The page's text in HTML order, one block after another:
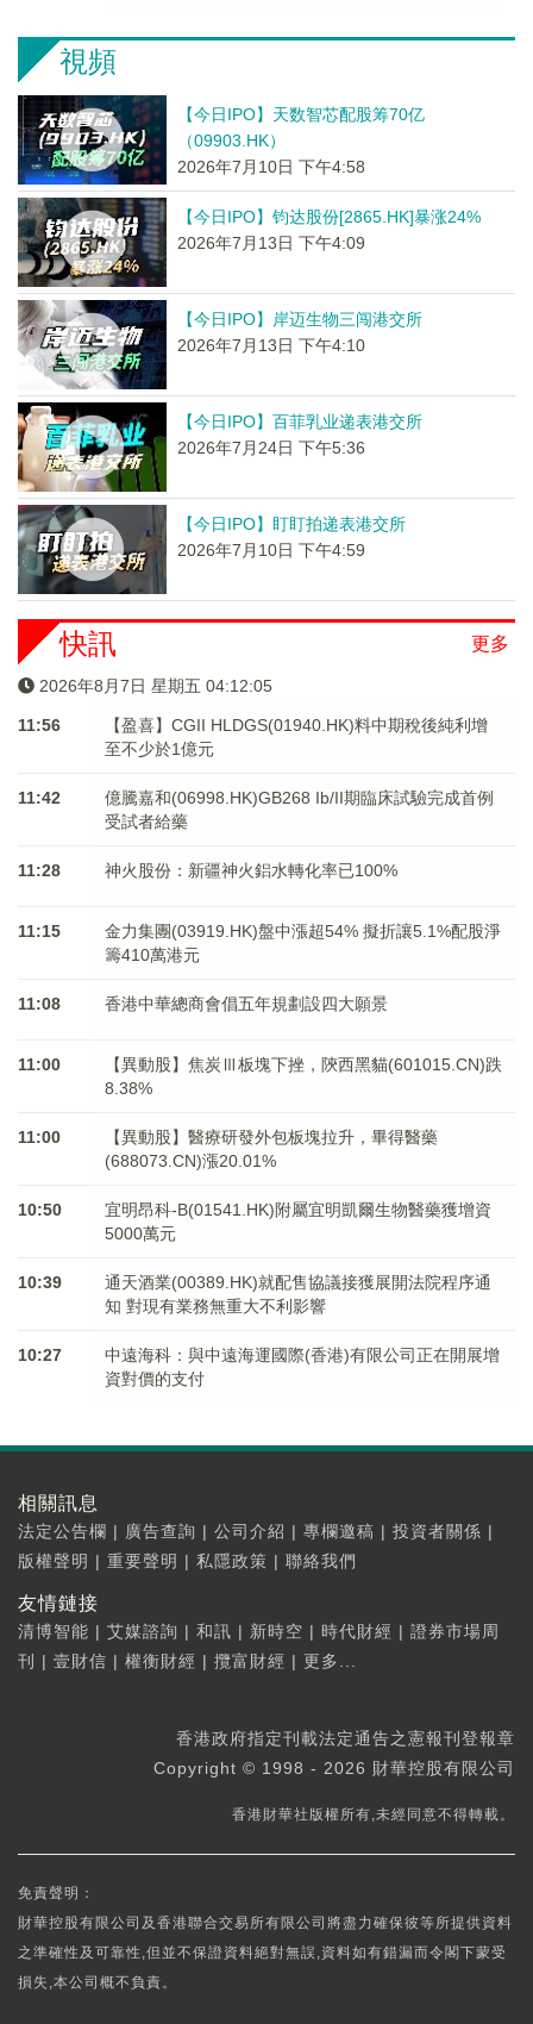
視頻
【今日IPO】天数智芯配股筹70亿
（09903.HK）
2026年7月10日 下午4:58
【今日IPO】钧达股份[2865.HK]暴涨24%
2026年7月13日 下午4:09
【今日IPO】岸迈生物三闯港交所
2026年7月13日 下午4:10
【今日IPO】百菲乳业递表港交所
2026年7月24日 下午5:36
【今日IPO】盯盯拍递表港交所
2026年7月10日 下午4:59
更多
快訊
2026年8月7日 星期五 04:12:05
11:56
【盈喜】CGII HLDGS(01940.HK)料中期稅後純利增
至不少於1億元
11:42
億騰嘉和(06998.HK)GB268 Ib/II期臨床試驗完成首例
受試者給藥
11:28 神火股份：新疆神火鋁水轉化率已100%
11:15
金力集團(03919.HK)盤中漲超54% 擬折讓5.1%配股淨
籌410萬港元
11:08 香港中華總商會倡五年規劃設四大願景
11:00
【異動股】焦炭Ⅲ板塊下挫，陝西黑貓(601015.CN)跌
8.38%
11:00
【異動股】醫療研發外包板塊拉升，畢得醫藥
(688073.CN)漲20.01%
10:50
宜明昂科-B(01541.HK)附屬宜明凱爾生物醫藥獲增資
5000萬元
10:39
通天酒業(00389.HK)就配售協議接獲展開法院程序通
知 對現有業務無重大不利影響
10:27
中遠海科：與中遠海運國際(香港)有限公司正在開展增
資對價的支付
相關訊息
法定公告欄 | 廣告查詢 | 公司介紹 | 專欄邀稿 | 投資者關係 |
版權聲明 | 重要聲明 | 私隱政策 | 聯絡我們
友情鏈接
清博智能 | 艾媒諮詢 | 和訊 | 新時空 | 時代財經 | 證券市場周
刊
| 壹財信 | 權衡財經 | 攬富財經 | 更多...
香港政府指定刊載法定通告之憲報刊登報章
Copyright © 1998 - 2026 財華控股有限公司
香港財華社版權所有,未經同意不得轉載。
免責聲明：
財華控股有限公司及香港聯合交易所有限公司將盡力確保彼等所提供資料
之準確性及可靠性,但並不保證資料絕對無誤,資料如有錯漏而令閣下蒙受
損失,本公司概不負責。